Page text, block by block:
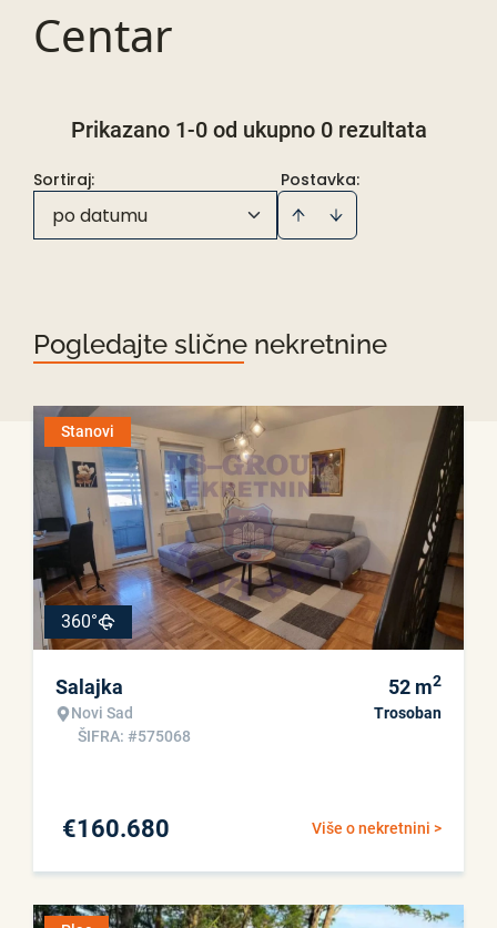
Centar
Prikazano 1-0 od ukupno 0 rezultata
Postavka:
Sortiraj:
po datumu
Pogledajte slične nekretnine
Stanovi
360°
Salajka
Novi Sad
ŠIFRA: #575068
52 m2
Trosoban
Više o nekretnini >
€160.680